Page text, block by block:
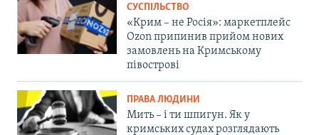
СУСПІЛЬСТВО
«Крим – не Росія»: маркетплейс
Ozon припинив прийом нових
замовлень на Кримському
півострові
ПРАВА ЛЮДИНИ
Мить – і ти шпигун. Як у
кримських судах розглядають